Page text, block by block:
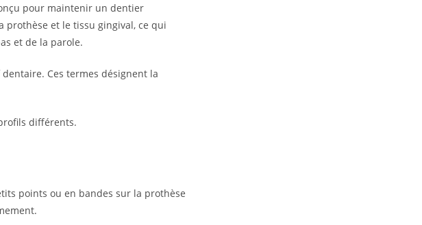
pour maintenir un dentier
prothèse et le tissu gingival, ce qui
et de la parole.
Ces termes désignent la
différents.
points ou en bandes sur la prothèse